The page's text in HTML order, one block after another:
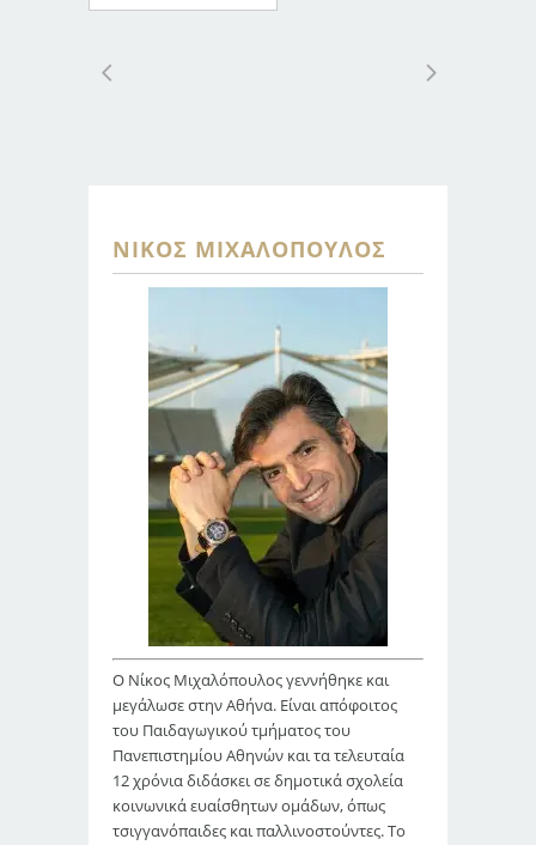
ΝΊΚΟΣ ΜΙΧΑΛΌΠΟΥΛΟΣ
Ο Νίκος Μιχαλόπουλος γεννήθηκε και
μεγάλωσε στην Αθήνα. Είναι απόφοιτος
του Παιδαγωγικού τμήματος του
Πανεπιστημίου Αθηνών και τα τελευταία
12 χρόνια διδάσκει σε δημοτικά σχολεία
κοινωνικά ευαίσθητων ομάδων, όπως
τσιγγανόπαιδες και παλλινοστούντες. Το